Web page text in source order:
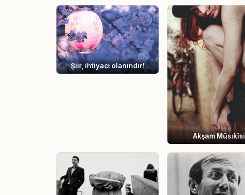
Şiir, ihtiyacı olanındır!
Akşam Mûsıkîsi